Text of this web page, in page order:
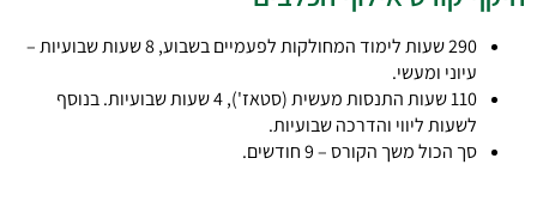
290 שעות לימוד המחולקות לפעמיים בשבוע, 8 שעות שבועיות –
עיוני ומעשי.
110 שעות התנסות מעשית (סטאז'), 4 שעות שבועיות. בנוסף
לשעות ליווי והדרכה שבועיות.
סך הכול משך הקורס – 9 חודשים.